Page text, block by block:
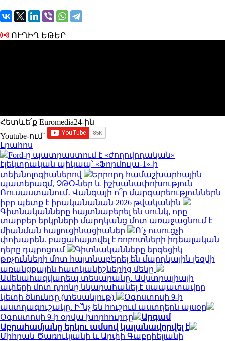
ՈՒՂԻՂ ԵԹԵՐ
Հետևե՛ք Euromedia24-ին
Youtube-ում`
Լրահոս
Ford-ը պատրաստում է «ժողովրդական»
էլեկտրական պիկապ՝ «Ֆորմուլա-1»-ի
տեխնոլոգիաներով
Երրորդ համաշխարհային
պատերազմ, ՉԹՕ-ներ և իշխանափոխություն
Ռուսաստանում․ Վանգայի ո՞ր մարգարեություններն
իբր պետք է իրականանան 2026 թվականին
Գիտնականները հայտնաբերել են սունկ, որը
տարբեր երկրների մարդկանց մոտ առաջացնում է
միանման հալյուցինացիաներ
Ո՛չ ուսուցչի
փոխարեն. բացահայտվել է ռոբոտների իդեալական
դերը դպրոցում
Գիտնականները երգեցիկ
թռչունների մոտ հայտնաբերել են մարդկային լեզվի
առանցքային հատկանիշներից մեկը
Ամենահազվադեպ տեսարանը․ Ավստրալիայի
ափերի մոտ դրոնը նկարահանել է սապատավոր
կետի ծնունդը (տեսանյութ)
Օգոստոսի 9-ի
աստղագուշակը. Ի՞նչ են հուշում աստղերն այսօր
Օգոստոսի 9-ի օրվա խորհուրդը
Արգամ
Աբրահամյանը երկու ամսով կալանավորվել է
Միհրան Ծառուկյանի և Արփի Գաբրիելյանի